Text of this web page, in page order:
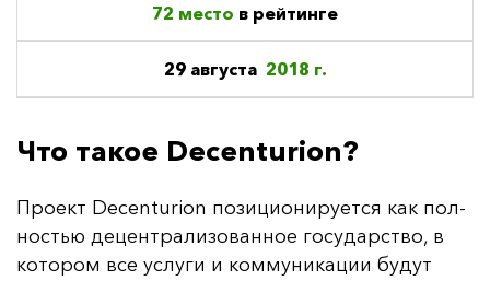
72 место в рейтинге
29 августа 2018 г.
Что такое Decenturion?
Про­ект Decenturion по­зи­ци­они­ру­ет­ся как пол­
ностью де­цен­тра­ли­зо­ван­ное го­су­дарс­тво, в
ко­то­ром все ус­лу­ги и ком­му­ни­ка­ции бу­дут